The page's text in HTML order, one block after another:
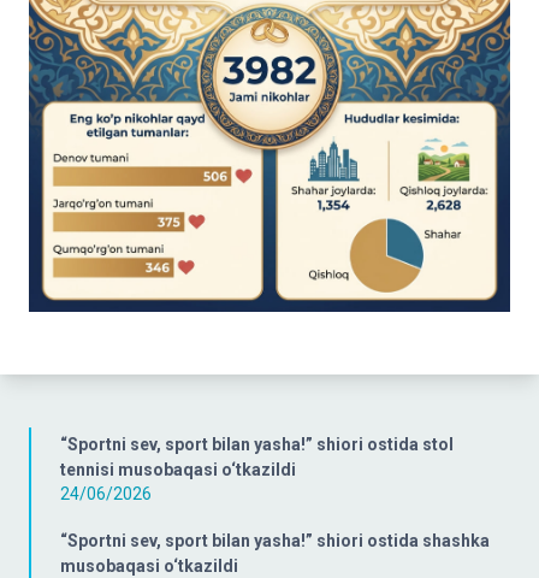
“Sportni sev, sport bilan yasha!” shiori ostida stol
tennisi musobaqasi o‘tkazildi
24/06/2026
“Sportni sev, sport bilan yasha!” shiori ostida shashka
musobaqasi o‘tkazildi